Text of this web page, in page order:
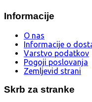
Informacije
O nas
Informacije o
Varstvo podatkov
Pogoji poslovanja
Zemljevid strani
Skrb za stranke